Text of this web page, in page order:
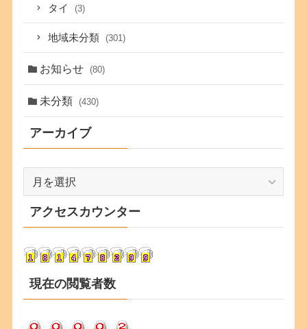
タイ (3)
地域未分類 (301)
お知らせ (80)
未分類 (430)
アーカイブ
カ
イ
アクセスカウンター
現在の閲覧者数